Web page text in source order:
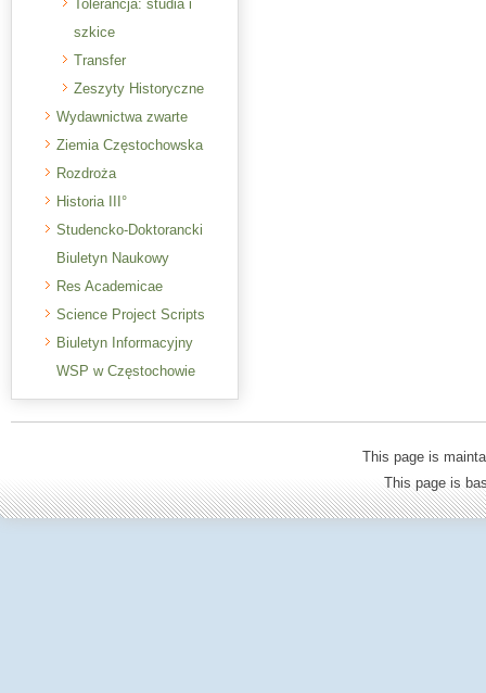
Tolerancja: studia i
szkice
Transfer
Zeszyty Historyczne
Wydawnictwa zwarte
Ziemia Częstochowska
Rozdroża
Historia III°
Studencko-Doktorancki
Biuletyn Naukowy
Res Academicae
Science Project Scripts
Biuletyn Informacyjny
WSP w Częstochowie
This page is
This page is